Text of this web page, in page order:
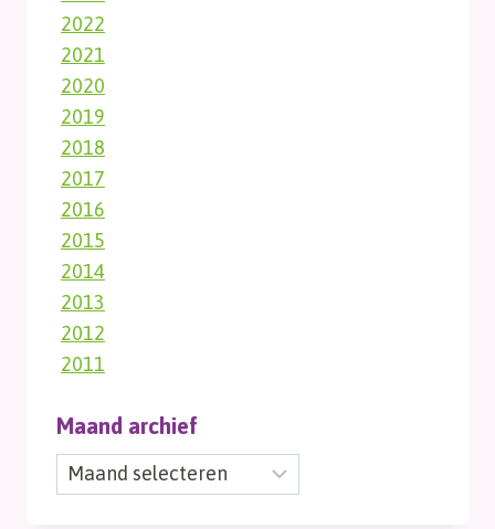
2022
2021
2020
2019
2018
2017
2016
2015
2014
2013
2012
2011
Maand archief
Maand
archief